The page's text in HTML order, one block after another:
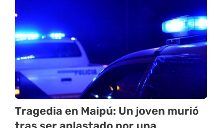
Tragedia en Maipú: Un joven murió